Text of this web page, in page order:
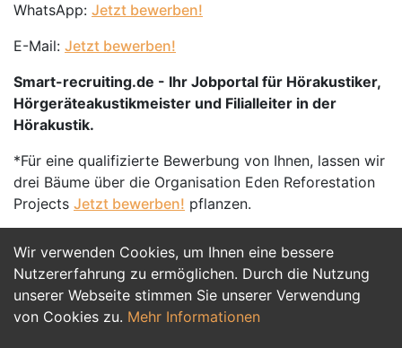
Wir verwenden Cookies, um Ihnen eine bessere
Nutzererfahrung zu ermöglichen. Durch die Nutzung
unserer Webseite stimmen Sie unserer Verwendung
von Cookies zu. Mehr Informationen
WhatsApp: Jetzt bewerben!
E-Mail: Jetzt bewerben!
Smart-recruiting.de - Ihr Jobportal für Hörakustiker,
Hörgeräteakustikmeister und Filialleiter in der
Hörakustik.
*Für eine qualifizierte Bewerbung von Ihnen, lassen wir
drei Bäume über die Organisation Eden Reforestation
Projects Jetzt bewerben! pflanzen.
Jetzt Bewerben